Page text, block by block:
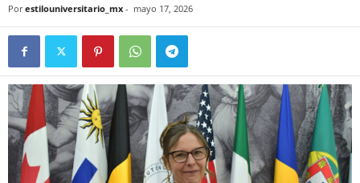
Por estilouniversitario_mx - mayo 17, 2026